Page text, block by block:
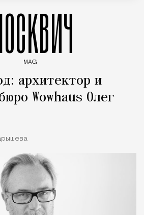
MAG
архитектор и
Wowhaus Олег